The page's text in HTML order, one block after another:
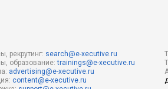
рекрутинг: search@e-xecutive.ru
образование:trainings@e-xecutive.ru
advertising@e-xecutive.ru
content@e-xecutive.ru